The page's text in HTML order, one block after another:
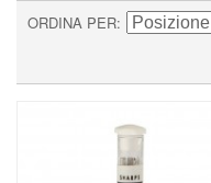
ORDINA PER